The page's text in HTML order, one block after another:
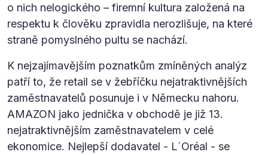
o nich nelogického – firemní kultura založená na
respektu k člověku zpravidla nerozlišuje, na které
straně pomyslného pultu se nachází.
K nejzajímavějším poznatkům zmíněných analýz
patří to, že retail se v žebříčku nejatraktivnějších
zaměstnavatelů posunuje i v Německu nahoru.
AMAZON jako jednička v obchodě je již 13.
nejatraktivnějším zaměstnavatelem v celé
ekonomice. Nejlepší dodavatel - L´Oréal - se